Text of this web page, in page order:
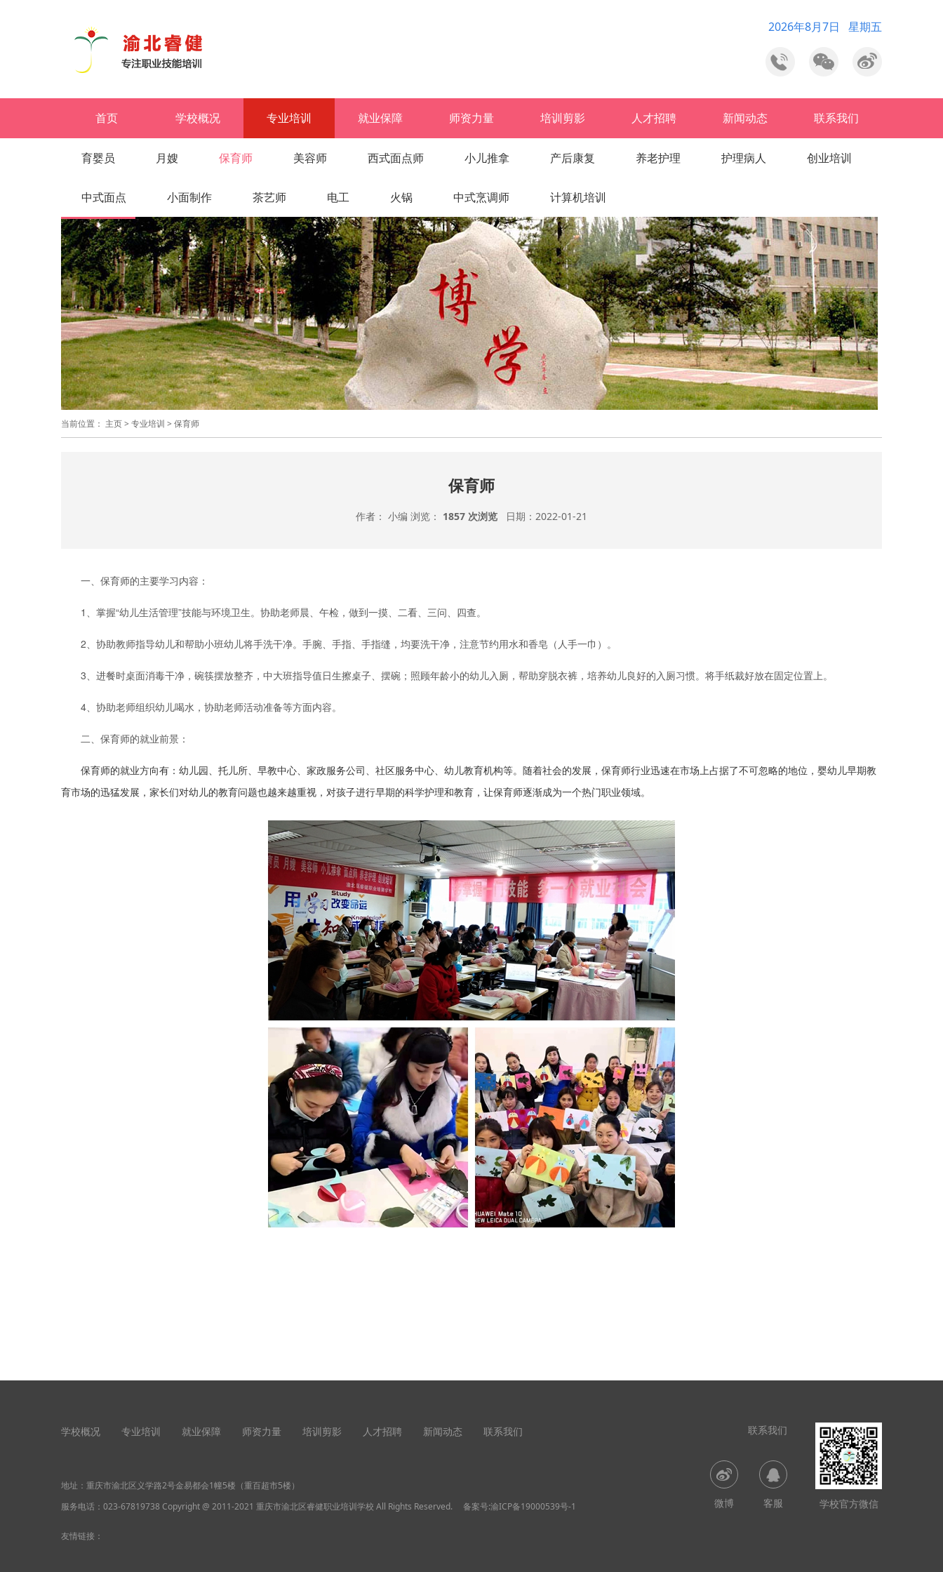
2026年8月7日 星期五
首页 学校概况 专业培训 就业保障 师资力量 培训剪影 人才招聘 新闻动态 联系我们
育婴员 月嫂 保育师 美容师 西式面点师 小儿推拿 产后康复 养老护理 护理病人 创业培训
中式面点 小面制作 茶艺师 电工 火锅 中式烹调师 计算机培训
当前位置： 主页> 专业培训 > 保育师
保育师
作者： 小编 浏览： 1857 次浏览 日期：2022-01-21
一、保育师的主要学习内容：
1、掌握“幼儿生活管理”技能与环境卫生。协助老师晨、午检，做到一摸、二看、三问、四查。
2、协助教师指导幼儿和帮助小班幼儿将手洗干净。手腕、手指、手指缝，均要洗干净，注意节约用水和香皂（人手一巾）。
3、进餐时桌面消毒干净，碗筷摆放整齐，中大班指导值日生擦桌子、摆碗；照顾年龄小的幼儿入厕，帮助穿脱衣裤，培养幼儿良好的入厕习惯。将手纸裁好放在固定位置上。
4、协助老师组织幼儿喝水，协助老师活动准备等方面内容。
二、保育师的就业前景：
保育师的就业方向有： 幼儿园、托儿所、早教中心、家政服务公司、社区服务中心、幼儿教育机构等。随着社会的发展，保育师行业迅速在市场上占据了不可忽略的地位，婴幼儿早期教
育市场的迅猛发展，家长们对幼儿的教育问题也越来越重视，对孩子进行早期的科学护理和教育，让保育师逐渐成为一个热门职业领域。
学校概况 专业培训 就业保障 师资力量 培训剪影 人才招聘 新闻动态 联系我们
地址：重庆市渝北区义学路2号金易都会1幢5楼（重百超市5楼）
服务电话： 023-67819738 Copyright @ 2011-2021 重庆市渝北区睿健职业培训学校 All Rights Reserved. 备案号:渝ICP备19000539号-1 学校官方微信
联系我们
微博 客服
友情链接：